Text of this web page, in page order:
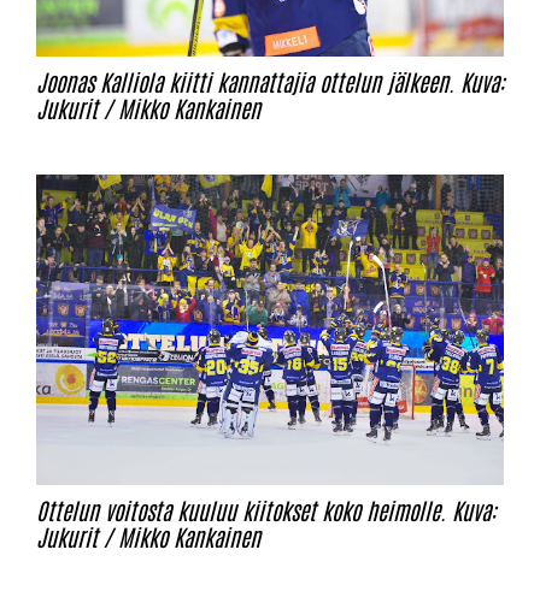
Joonas Kalliola kiitti kannattajia ottelun jälkeen. Kuva:
Jukurit / Mikko Kankainen
Ottelun voitosta kuuluu kiitokset koko heimolle. Kuva:
Jukurit / Mikko Kankainen